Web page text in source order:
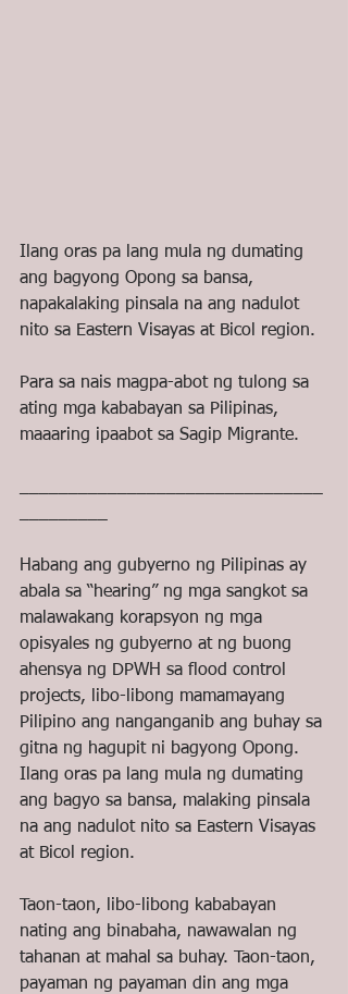
Ilang oras pa lang mula ng dumating
ang bagyong Opong sa bansa,
napakalaking pinsala na ang nadulot
nito sa Eastern Visayas at Bicol region.
Para sa nais magpa-abot ng tulong sa
ating mga kababayan sa Pilipinas,
maaaring ipaabot sa Sagip Migrante.
Habang ang gubyerno ng Pilipinas ay
abala sa “hearing” ng mga sangkot sa
malawakang korapsyon ng mga
opisyales ng gubyerno at ng buong
ahensya ng DPWH sa flood control
projects, libo-libong mamamayang
Pilipino ang nanganganib ang buhay sa
gitna ng hagupit ni bagyong Opong.
Ilang oras pa lang mula ng dumating
ang bagyo sa bansa, malaking pinsala
na ang nadulot nito sa Eastern Visayas
at Bicol region.
Taon-taon, libo-libong kababayan
nating ang binabaha, nawawalan ng
tahanan at mahal sa buhay. Taon-taon,
payaman ng payaman din ang mga